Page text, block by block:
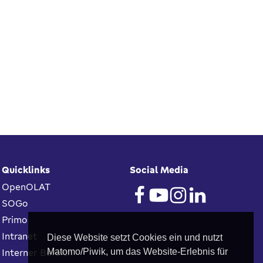
Diese Website setzt Cookies ein und nutzt
Matomo/Piwik, um das Website-Erlebnis für
Quicklinks
OpenOLAT
SOGo
Primo
Intranet
Interner Bereich
Social Media